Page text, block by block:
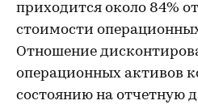
приходится около 84%
стоимости
Отношение
операционных активов
состоянию на отчетную